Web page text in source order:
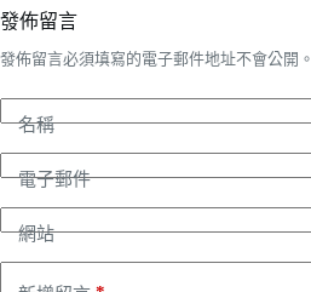
發佈留言
發佈留言必須填寫的電子郵件地址不會公開。
名稱
電子郵件
網站